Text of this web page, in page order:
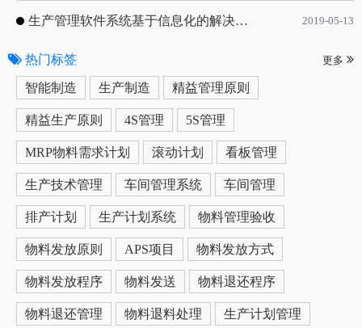
生产管理软件系统基于信息化的解决方案 2019-05-13
热门标签 更多
智能制造 生产制造 精益管理原则
精益生产原则 4S管理 5S管理
MRP物料需求计划 滚动计划 看板管理
生产技术管理 车间管理系统 车间管理
排产计划 生产计划系统 物料管理验收
物料发放原则 APS项目 物料发放方式
物料发放程序 物料发送 物料退还程序
物料退还管理 物料退料处理 生产计划管理